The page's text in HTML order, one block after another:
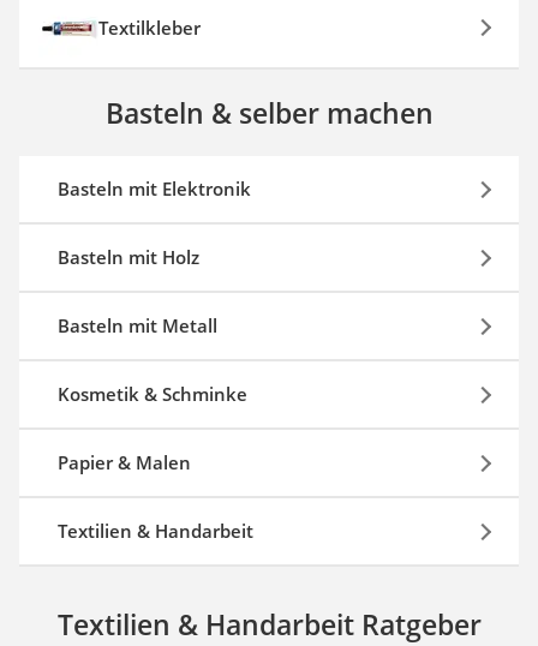
Textilkleber
Basteln & selber machen
Basteln mit Elektronik
Basteln mit Holz
Basteln mit Metall
Kosmetik & Schminke
Papier & Malen
Textilien & Handarbeit
Textilien & Handarbeit Ratgeber